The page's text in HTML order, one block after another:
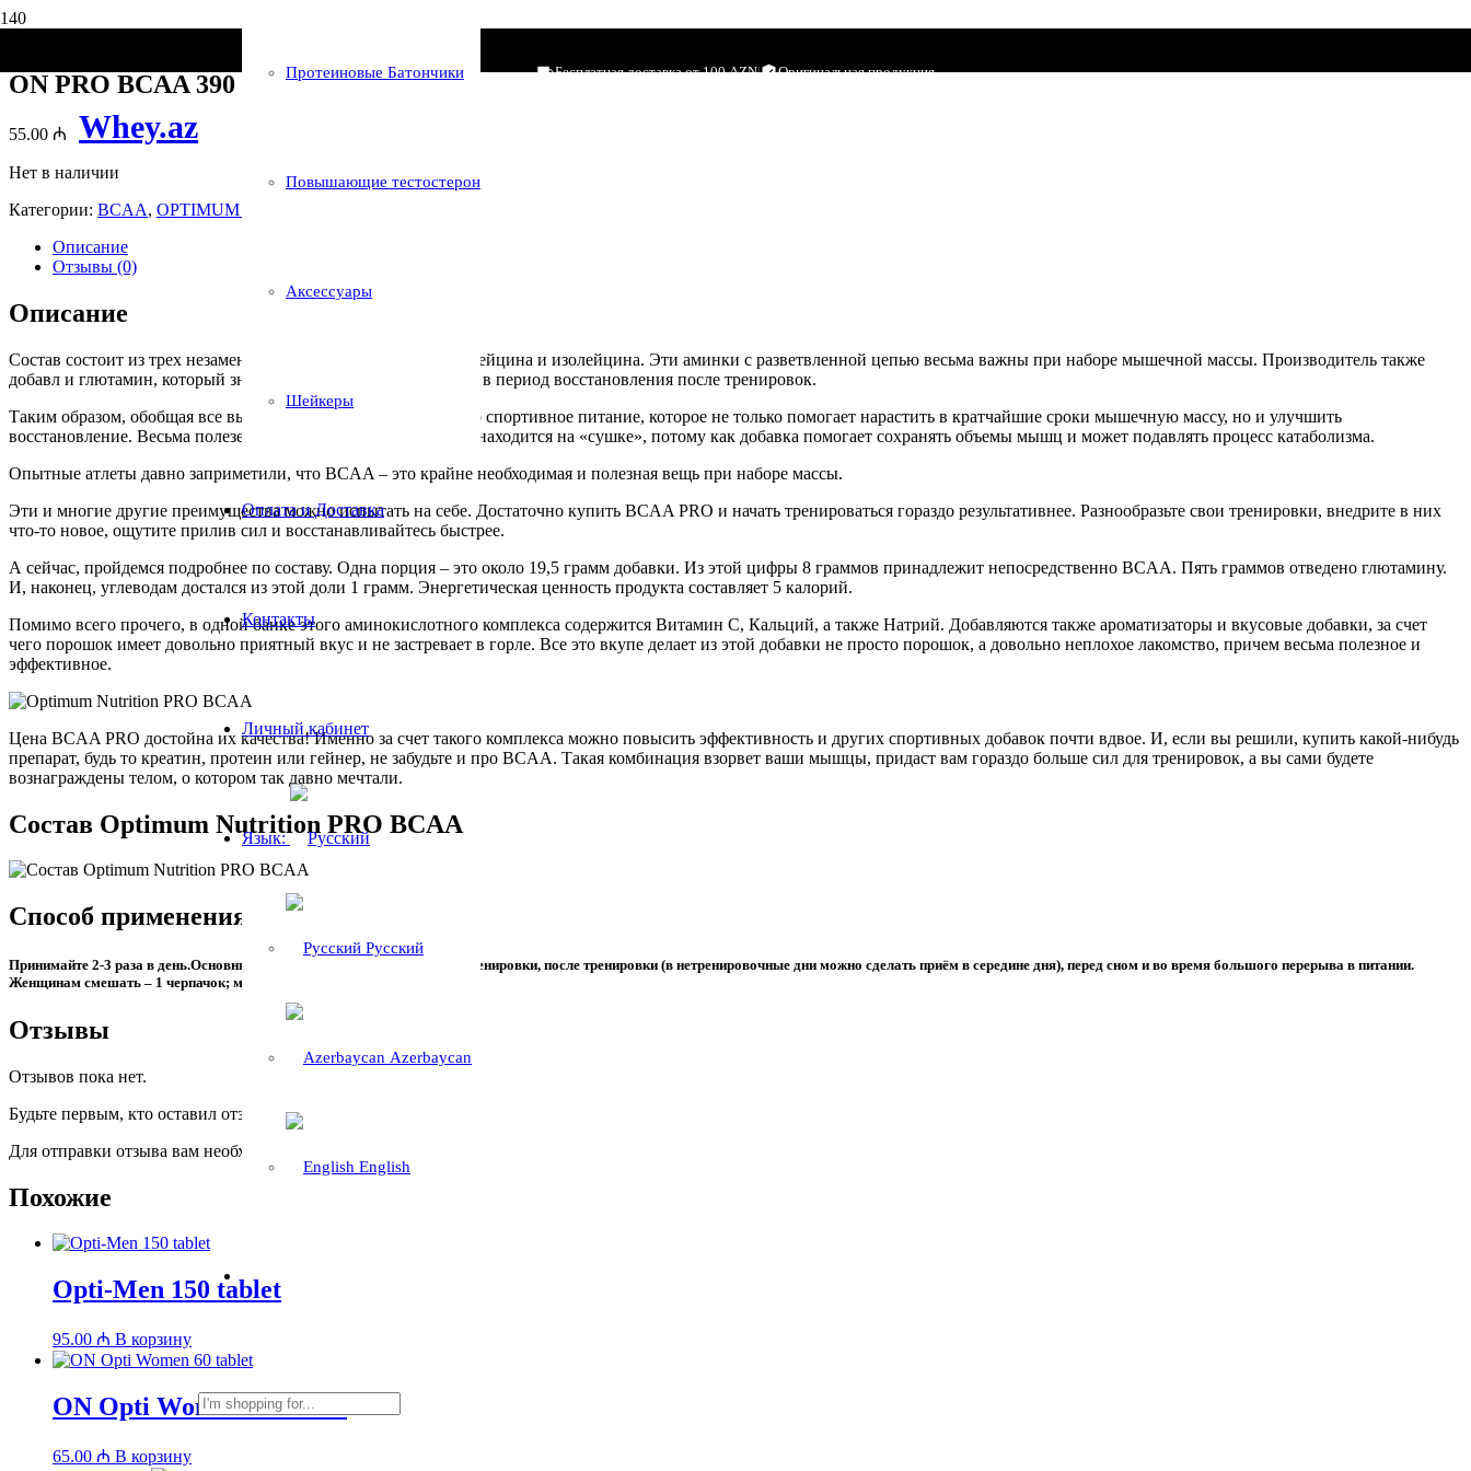
Бесплатная доставка от 100 AZN| Оригинальная продукция
Whey.az
Протеиновые Батончики
Повышающие тестостерон
Аксессуары
Шейкеры
Оплата и Доставка
Контакты
Личный кабинет
Язык:
Русский
Azerbaycan
English
ON PRO BCAA 390 g
55.00 ₼
Нет в наличии
Категории: BCAA, OPTIMUM NUTRITION
Описание
Отзывы (0)
Описание
Состав состоит из трех незаменимых аминокислот – валина, лейцина и изолейцина. Эти аминки с разветвленной цепью весьма важны при наборе мышечной массы. Производитель также
добавл и глютамин, который значительно помогает организму в период восстановления после тренировок.
Таким образом, обобщая все вышесказанное, PRO BCAA – это спортивное питание, которое не только помогает нарастить в кратчайшие сроки мышечную массу, но и улучшить
восстановление. Весьма полезен этот комплекс будет тем, кто находится на «сушке», потому как добавка помогает сохранять объемы мышц и может подавлять процесс катаболизма.
Опытные атлеты давно заприметили, что BCAA – это крайне необходимая и полезная вещь при наборе массы.
Эти и многие другие преимущества можно испытать на себе. Достаточно купить BCAA PRO и начать тренироваться гораздо результативнее. Разнообразьте свои тренировки, внедрите в них
что-то новое, ощутите прилив сил и восстанавливайтесь быстрее.
А сейчас, пройдемся подробнее по составу. Одна порция – это около 19,5 грамм добавки. Из этой цифры 8 граммов принадлежит непосредственно BCAA. Пять граммов отведено глютамину.
И, наконец, углеводам достался из этой доли 1 грамм. Энергетическая ценность продукта составляет 5 калорий.
Помимо всего прочего, в одной банке этого аминокислотного комплекса содержится Витамин С, Кальций, а также Натрий. Добавляются также ароматизаторы и вкусовые добавки, за счет
чего порошок имеет довольно приятный вкус и не застревает в горле. Все это вкупе делает из этой добавки не просто порошок, а довольно неплохое лакомство, причем весьма полезное и
эффективное.
Цена BCAA PRO достойна их качества! Именно за счет такого комплекса можно повысить эффективность и других спортивных добавок почти вдвое. И, если вы решили, купить какой-нибудь
препарат, будь то креатин, протеин или гейнер, не забудьте и про BCAA. Такая комбинация взорвет ваши мышцы, придаст вам гораздо больше сил для тренировок, а вы сами будете
вознаграждены телом, о котором так давно мечтали.
Состав Optimum Nutrition PRO BCAA
Способ применения:
Принимайте 2-3 раза в день.Основные точки приёма БЦАА: утром, до тренировки, после тренировки (в нетренировочные дни можно сделать приём в середине дня), перед сном и во время большого перерыва в питании.
Женщинам смешать – 1 черпачок; мужчинам – 1-2 черпачка с водой.
Отзывы
Отзывов пока нет.
Будьте первым, кто оставил отзыв на «ON PRO BCAA 390 g»
Для отправки отзыва вам необходимо
Похожие
Opti-Men 150 tablet
95.00 ₼ В корзину
ON Opti Women 60 tablet
65.00 ₼ В корзину